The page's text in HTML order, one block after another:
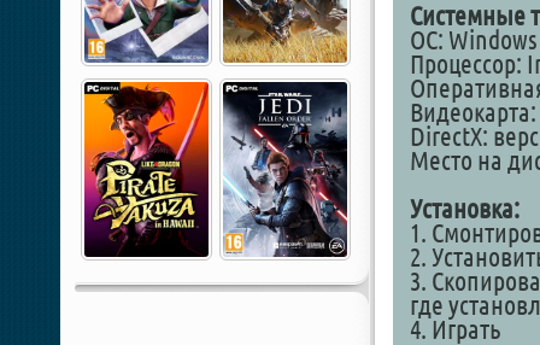
Системные
ОС: Windows
Процессор:
Видеокарта:
DirectX:
Место на
Установка:
1.
2.
3.
где
4. Играть